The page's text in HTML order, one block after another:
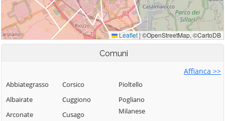
Comuni
Affianca >>
Abbiategrasso
Albairate
Arconate
Corsico
Cuggiono
Cusago
Pioltello
Pogliano
Milanese